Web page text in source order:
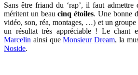
Sans être friand du ‘rap’, il faut admettre
méritent un beaucinq étoiles. Une bonne
vidéo, son, réa, montages, …) et un groupe
un résultat très appréciable ! Le chant
Marcelin ainsi queMonsieur Dream, la
Noside.